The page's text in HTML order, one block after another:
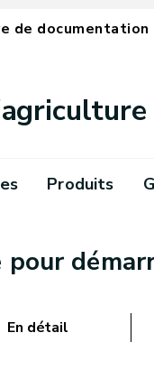
de documentation
Produits
pour
En détail